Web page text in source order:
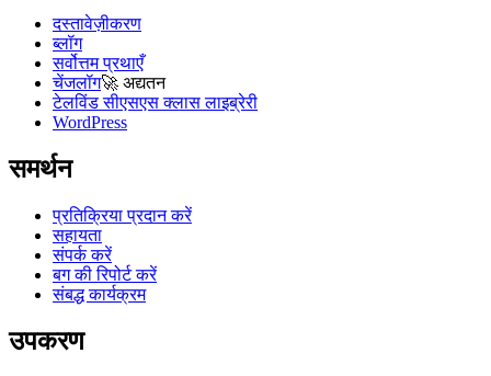
दस्तावेज़ीकरण
ब्लॉग
सर्वोत्तम प्रथाएँ
चेंजलॉग🚀 अद्यतन
टेलविंड सीएसएस क्लास लाइब्रेरी
WordPress
समर्थन
प्रतिक्रिया प्रदान करें
सहायता
संपर्क करें
बग की रिपोर्ट करें
संबद्ध कार्यक्रम
उपकरण